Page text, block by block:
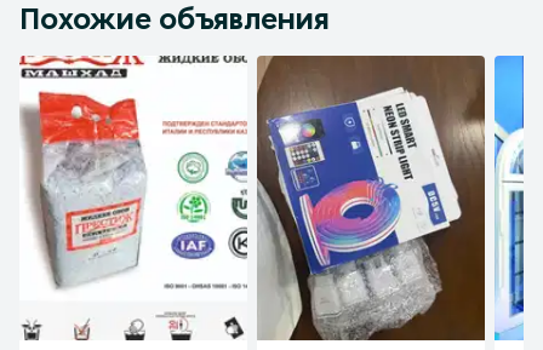
Похожие объявления